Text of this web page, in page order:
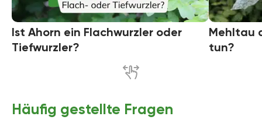
Ist Ahorn ein Flachwurzler oder
Tiefwurzler?
Mehltau
tun?
Häufig gestellte Fragen